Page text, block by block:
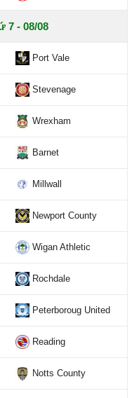
7 - 08/08
Port Vale
Stevenage
Wrexham
Barnet
Millwall
Newport County
Wigan Athletic
Rochdale
Peterboroug United
Reading
Notts County